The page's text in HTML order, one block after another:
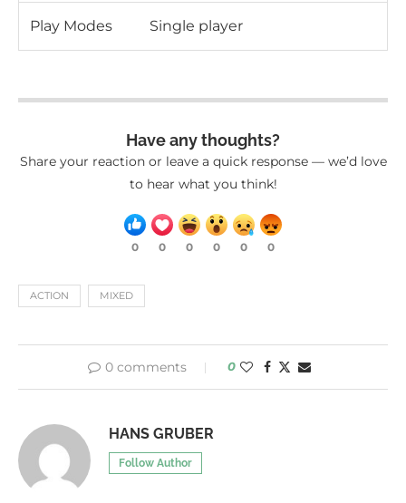
Play Modes Single player
Have any thoughts?
Share your reaction or leave a quick response — we’d love
to hear what you think!
0 0 0 0 0 0
ACTION MIXED
0 comments 0
HANS GRUBER
Follow Author